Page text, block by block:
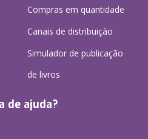
Compras em quantidade
Canais de distribuição
Simulador de publicação
de livros
de ajuda?